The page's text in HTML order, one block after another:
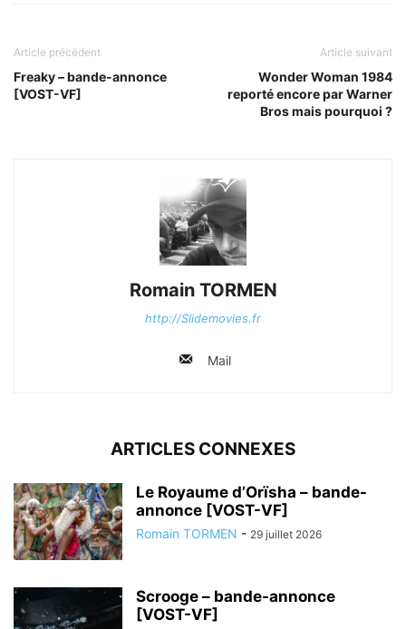
Article précédent
Freaky – bande-annonce
[VOST-VF]
Article suivant
Wonder Woman 1984
reporté encore par Warner
Bros mais pourquoi ?
Romain TORMEN
http://Slidemovies.fr
Mail
ARTICLES CONNEXES
Le Royaume d’Orïsha – bande-
annonce [VOST-VF]
Romain TORMEN - 29 juillet 2026
Scrooge – bande-annonce
[VOST-VF]